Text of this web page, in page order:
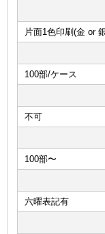
片面1色印刷(金 or
100部/ケース
不可
100部〜
六曜表記有